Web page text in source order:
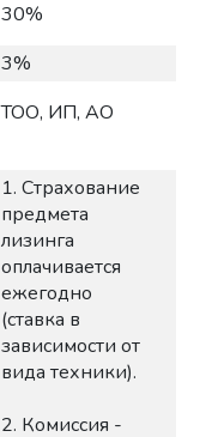
30%
3%
ТОО, ИП, АО
1. Страхование
предмета
лизинга
оплачивается
ежегодно
(ставка в
зависимости от
вида техники).
2. Комиссия -